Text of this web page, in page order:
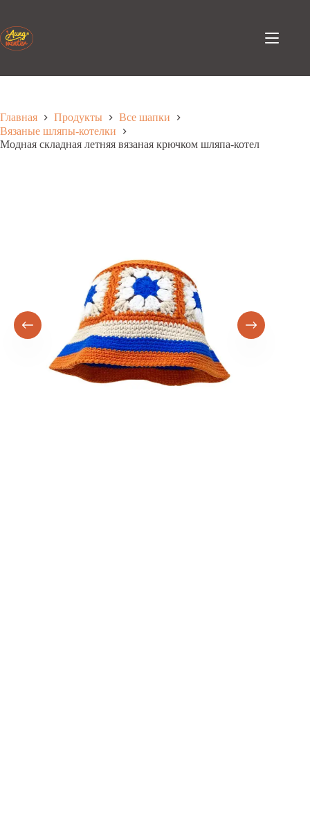
содержанию
Главная Продукты
Все шапки
Вязаные шляпы-котелки
Модная складная летняя вязаная крючком шляпа-котел